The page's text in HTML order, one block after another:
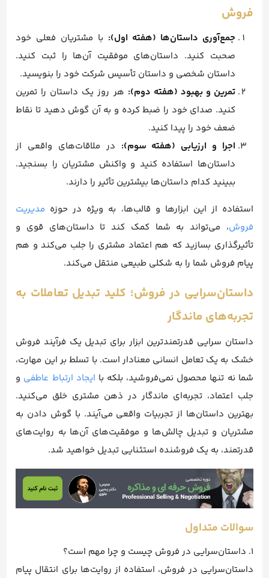
فروش
جمع‌آوری داستان‌ها (هفته اول): با مشتریان فعلی خود
صحبت کنید. داستان‌های موفقیت آن‌ها را ثبت کنید.
داستان شخصی و داستان تأسیس شرکت خود را بنویسید.
تمرین و بهبود (هفته دوم): هر روز یک داستان را تمرین
کنید. صدای خود را ضبط کرده و به آن گوش دهید تا نقاط
ضعف خود را پیدا کنید.
اجرا و ارزیابی (هفته سوم): در ملاقات‌های واقعی از
داستان‌ها استفاده کنید و واکنش مشتریان را بسنجید.
ببینید کدام داستان‌ها بیشترین تأثیر را دارند.
استفاده از این ابزارها و قالب‌ها، به ویژه در حوزه مدیریت
فروش، می‌تواند به شما کمک کند تا داستان‌های قوی و
تأثیرگذاری بسازید که هم اعتماد مشتری را جلب می‌کند و هم
پیام فروش شما را به شکلی طبیعی منتقل می‌کند.
داستان‌سرایی در فروش؛ کلید تبدیل تعاملات به
تجربه‌های ماندگار
داستان‌ سرایی قدرتمندترین ابزار برای تبدیل یک فرآیند فروش
خشک به یک تعامل انسانی معنادار است. با تسلط بر این مهارت،
شما نه تنها محصول نمی‌فروشید، بلکه با ایجاد ارتباط عاطفی و
جلب اعتماد، تجربه‌ای ماندگار در ذهن مشتری خلق می‌کنید.
بهترین داستان‌ها از تجربیات واقعی می‌آیند. با گوش دادن به
مشتریان و تبدیل چالش‌ها و موفقیت‌های آن‌ها به روایت‌های
قدرتمند، به یک فروشنده استثنایی تبدیل خواهید شد.
سوالات متداول
1. داستان‌سرایی در فروش چیست و چرا مهم است؟
داستان‌سرایی در فروش، استفاده از روایت‌ها برای انتقال پیام